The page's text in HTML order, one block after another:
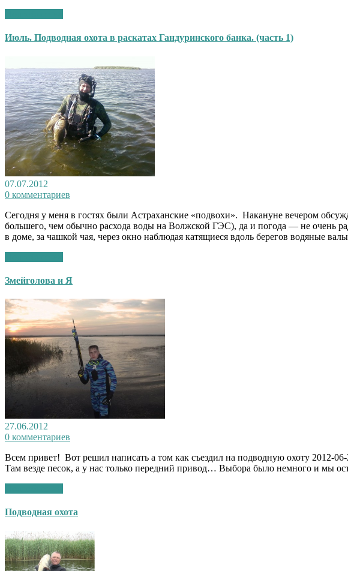
Июль. Подводная охота в раскатах Гандуринского банка. (часть 1)
07.07.2012
0 комментариев
Сегодня у меня в гостях были Астраханские «подвохи». Накануне вечером
большего, чем обычно расхода воды на Волжской ГЭС), да и погода — не очень
в доме, за чашкой чая, через окно наблюдая катящиеся вдоль берегов водяные
Змейголова и Я
27.06.2012
0 комментариев
Всем привет! Вот решил написать а том как съездил на подводную охоту 2012-
Там везде песок, а у нас только передний привод… Выбора было немного и мы
Подводная охота